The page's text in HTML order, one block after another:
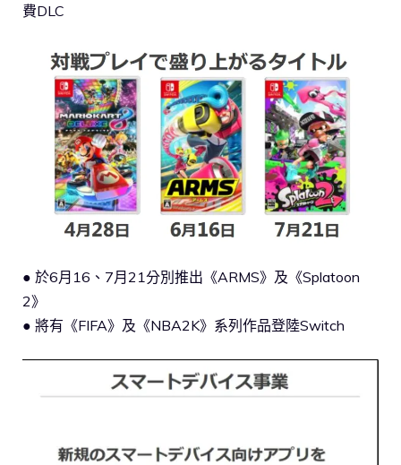
費DLC
● 於6月16、7月21分別推出《ARMS》及《Splatoon
2》
● 將有《FIFA》及《NBA2K》系列作品登陸Switch